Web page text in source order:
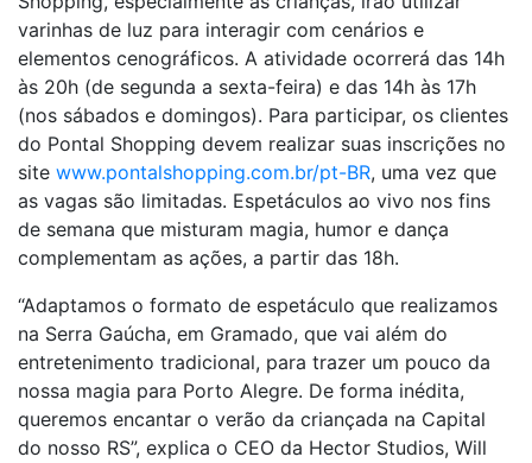
varinhas de luz para interagir com cenários e
elementos cenográficos. A atividade ocorrerá das 14h
às 20h (de segunda a sexta-feira) e das 14h às 17h
(nos sábados e domingos). Para participar, os clientes
do Pontal Shopping devem realizar suas inscrições no
site www.pontalshopping.com.br/pt-BR, uma vez que
as vagas são limitadas. Espetáculos ao vivo nos fins
de semana que misturam magia, humor e dança
complementam as ações, a partir das 18h.
“Adaptamos o formato de espetáculo que realizamos
na Serra Gaúcha, em Gramado, que vai além do
entretenimento tradicional, para trazer um pouco da
nossa magia para Porto Alegre. De forma inédita,
queremos encantar o verão da criançada na Capital
do nosso RS”, explica o CEO da Hector Studios, Will